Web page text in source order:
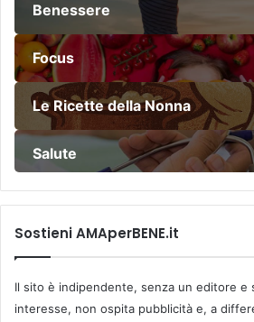
Benessere
Focus
Le Ricette della Nonna
Salute
Sostieni AMAperBENE.it
Il sito è indipendente, senza un editore e
interesse, non ospita pubblicità e, a